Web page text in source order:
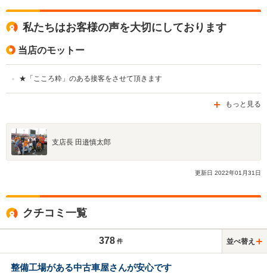
私たちはお客様の声を大切にしております
当店のモットー
★「こころ粋」のある接客をさせて頂きます
もっと見る
支店長 田邉慎太郎
更新日 2022年01 月31 日
クチコミ一覧
378 件 並べ替え
整備工場がある中古車屋さんが安心です